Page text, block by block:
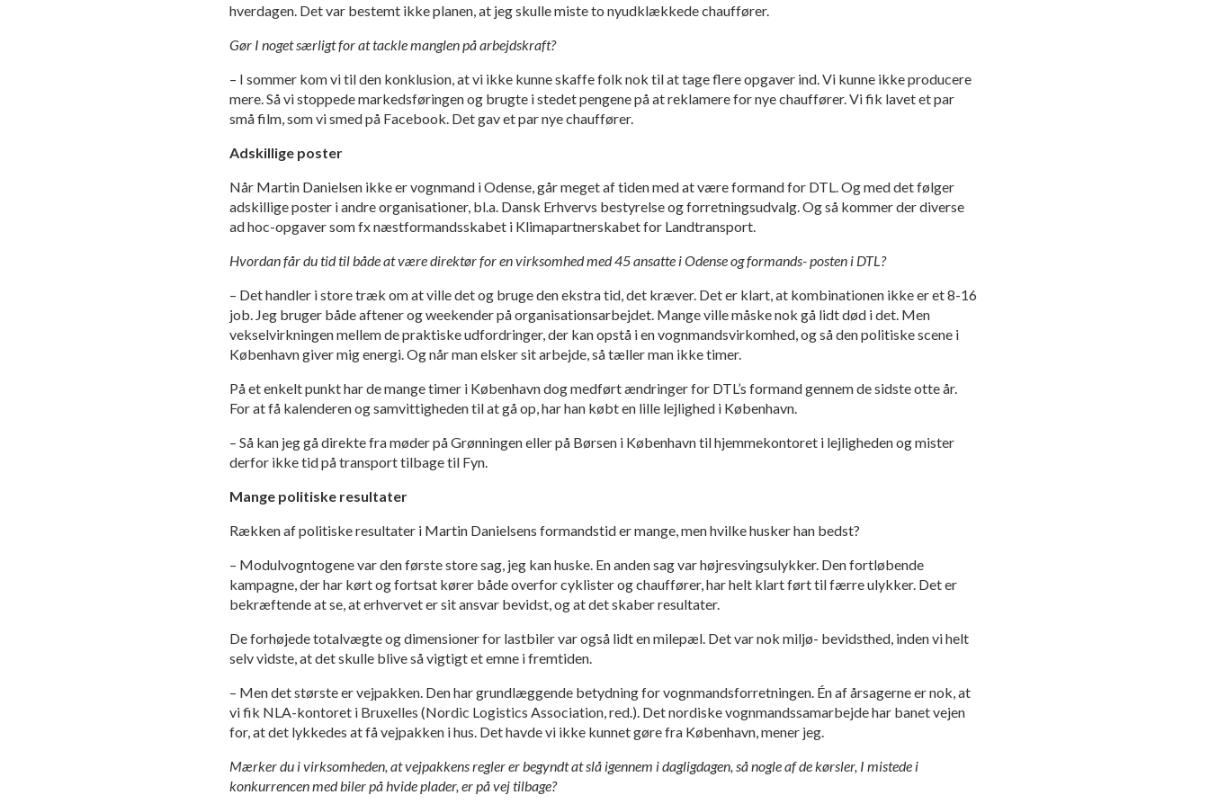
hverdagen. Det var bestemt ikke planen, at jeg skulle miste to nyudklækkede chauffører.
Gør I noget særligt for at tackle manglen på arbejdskraft?
– I sommer kom vi til den konklusion, at vi ikke kunne skaffe folk nok til at tage flere opgaver ind. Vi kunne ikke producere
mere. Så vi stoppede markedsføringen og brugte i stedet pengene på at reklamere for nye chauffører. Vi fik lavet et par
små film, som vi smed på Facebook. Det gav et par nye chauffører.
Adskillige poster
Når Martin Danielsen ikke er vognmand i Odense, går meget af tiden med at være formand for DTL. Og med det følger
adskillige poster i andre organisationer, bl.a. Dansk Erhvervs bestyrelse og forretningsudvalg. Og så kommer der diverse
ad hoc-opgaver som fx næstformandsskabet i Klimapartnerskabet for Landtransport.
Hvordan får du tid til både at være direktør for en virksomhed med 45 ansatte i Odense og formands- posten i DTL?
– Det handler i store træk om at ville det og bruge den ekstra tid, det kræver. Det er klart, at kombinationen ikke er et 8-16
job. Jeg bruger både aftener og weekender på organisationsarbejdet. Mange ville måske nok gå lidt død i det. Men
vekselvirkningen mellem de praktiske udfordringer, der kan opstå i en vognmandsvirkomhed, og så den politiske scene i
København giver mig energi. Og når man elsker sit arbejde, så tæller man ikke timer.
På et enkelt punkt har de mange timer i København dog medført ændringer for DTL’s formand gennem de sidste otte år.
For at få kalenderen og samvittigheden til at gå op, har han købt en lille lejlighed i København.
– Så kan jeg gå direkte fra møder på Grønningen eller på Børsen i København til hjemmekontoret i lejligheden og mister
derfor ikke tid på transport tilbage til Fyn.
Mange politiske resultater
Rækken af politiske resultater i Martin Danielsens formandstid er mange, men hvilke husker han bedst?
– Modulvogntogene var den første store sag, jeg kan huske. En anden sag var højresvingsulykker. Den fortløbende
kampagne, der har kørt og fortsat kører både overfor cyklister og chauffører, har helt klart ført til færre ulykker. Det er
bekræftende at se, at erhvervet er sit ansvar bevidst, og at det skaber resultater.
De forhøjede totalvægte og dimensioner for lastbiler var også lidt en milepæl. Det var nok miljø- bevidsthed, inden vi helt
selv vidste, at det skulle blive så vigtigt et emne i fremtiden.
– Men det største er vejpakken. Den har grundlæggende betydning for vognmandsforretningen. Én af årsagerne er nok, at
vi fik NLA-kontoret i Bruxelles (Nordic Logistics Association, red.). Det nordiske vognmandssamarbejde har banet vejen
for, at det lykkedes at få vejpakken i hus. Det havde vi ikke kunnet gøre fra København, mener jeg.
Mærker du i virksomheden, at vejpakkens regler er begyndt at slå igennem i dagligdagen, så nogle af de kørsler, I mistede i
konkurrencen med biler på hvide plader, er på vej tilbage?